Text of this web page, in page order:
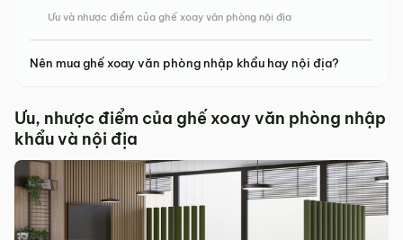
Ưu và nhược điểm của ghế xoay văn phòng nội địa
Nên mua ghế xoay văn phòng nhập khẩu hay nội địa?
Ưu, nhược điểm của ghế xoay văn phòng nhập
khẩu và nội địa